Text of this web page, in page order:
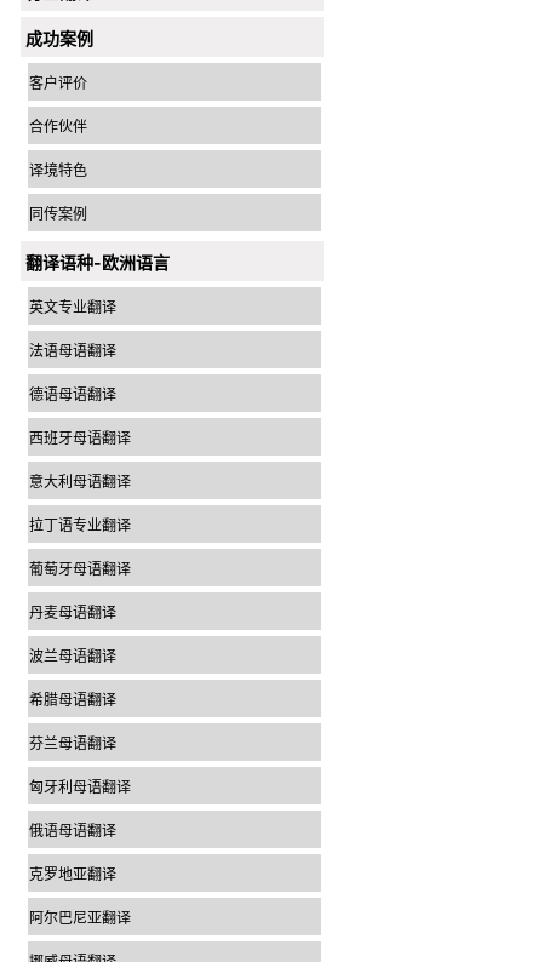
成功案例
客户评价
合作伙伴
译境特色
同传案例
翻译语种-欧洲语言
英文专业翻译
法语母语翻译
德语母语翻译
西班牙母语翻译
意大利母语翻译
拉丁语专业翻译
葡萄牙母语翻译
丹麦母语翻译
波兰母语翻译
希腊母语翻译
芬兰母语翻译
匈牙利母语翻译
俄语母语翻译
克罗地亚翻译
阿尔巴尼亚翻译